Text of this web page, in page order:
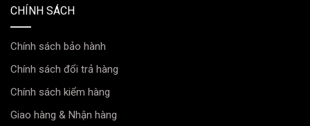
CHÍNH SÁCH
Chính sách bảo hành
Chính sách đổi trả hàng
Chính sách kiểm hàng
Giao hàng & Nhận hàng